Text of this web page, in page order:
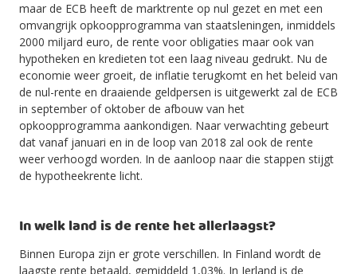
maar de ECB heeft de marktrente op nul gezet en met een
omvangrijk opkoopprogramma van staatsleningen, inmiddels
2000 miljard euro, de rente voor obligaties maar ook van
hypotheken en kredieten tot een laag niveau gedrukt. Nu de
economie weer groeit, de inflatie terugkomt en het beleid van
de nul-rente en draaiende geldpersen is uitgewerkt zal de ECB
in september of oktober de afbouw van het
opkoopprogramma aankondigen. Naar verwachting gebeurt
dat vanaf januari en in de loop van 2018 zal ook de rente
weer verhoogd worden. In de aanloop naar die stappen stijgt
de hypotheekrente licht.
In welk land is de rente het allerlaagst?
Binnen Europa zijn er grote verschillen. In Finland wordt de
laagste rente betaald, gemiddeld 1,03%. In Ierland is de